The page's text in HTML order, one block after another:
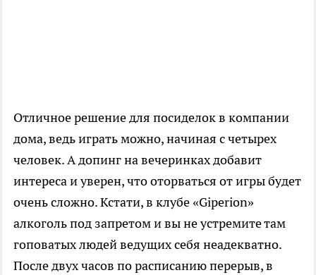
Отличное решение для посиделок в компании
дома, ведь играть можно, начиная с четырех
человек. А допинг на вечеринках добавит
интереса и уверен, что оторваться от игры будет
очень сложно. Кстати, в клубе «Giperion»
алкоголь под запретом и вы не устремите там
гоповатых людей ведущих себя неадекватно.
После двух часов по расписанию перерыв, в